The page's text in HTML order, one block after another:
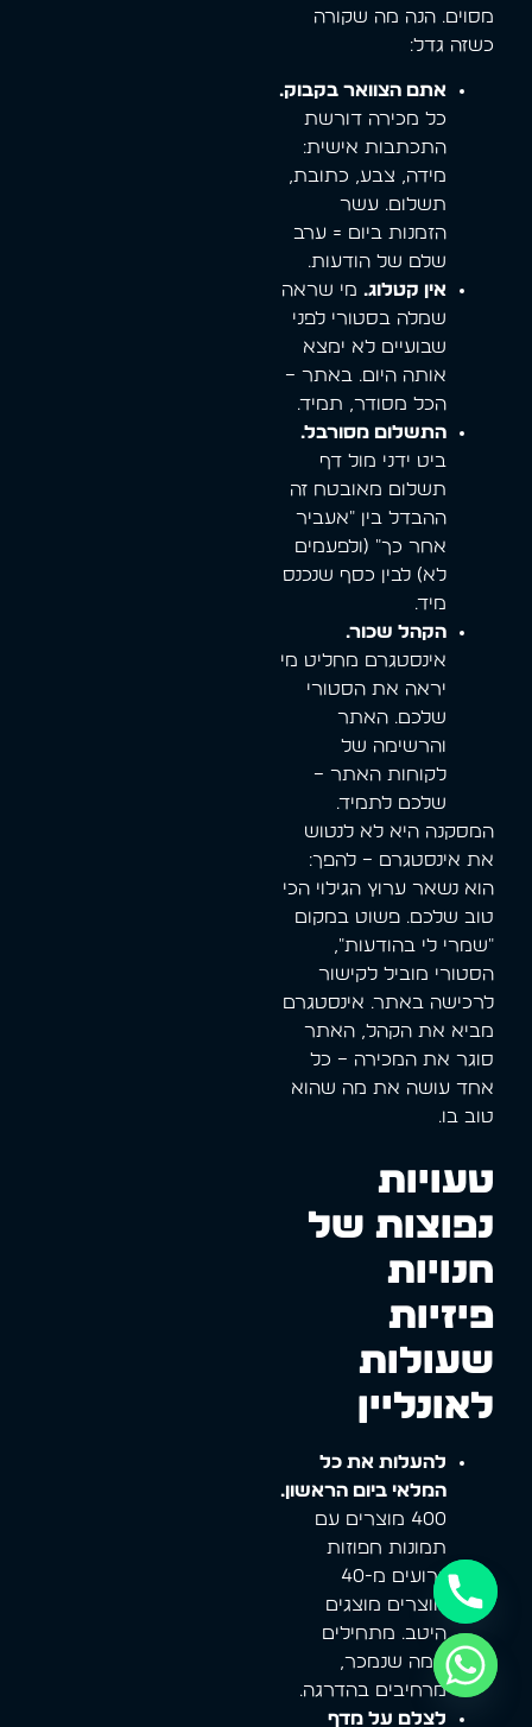
מסוים. הנה מה שקורה
כשזה גדל:
אתם הצוואר בקבוק.
כל מכירה דורשת
התכתבות אישית:
מידה, צבע, כתובת,
תשלום. עשר
הזמנות ביום = ערב
שלם של הודעות.
אין קטלוג. מי שראה
שמלה בסטורי לפני
שבועיים לא ימצא
אותה היום. באתר –
הכל מסודר, תמיד.
התשלום מסורבל.
ביט ידני מול דף
תשלום מאובטח זה
ההבדל בין "אעביר
אחר כך" (ולפעמים
לא) לבין כסף שנכנס
מיד.
הקהל שכור.
אינסטגרם מחליט מי
יראה את הסטורי
שלכם. האתר
והרשימה של
לקוחות האתר –
שלכם לתמיד.
המסקנה היא לא לנטוש
את אינסטגרם – להפך:
הוא נשאר ערוץ הגילוי הכי
טוב שלכם. פשוט במקום
"שמרי לי בהודעות",
הסטורי מוביל לקישור
לרכישה באתר. אינסטגרם
מביא את הקהל, האתר
סוגר את המכירה – כל
אחד עושה את מה שהוא
טוב בו.
טעויות
נפוצות של
חנויות
פיזיות
שעולות
לאונליין
להעלות את כל
המלאי ביום הראשון.
400 מוצרים עם
תמונות חפוזות
גרועים מ-40
מוצרים מוצגים
היטב. מתחילים
ממה שנמכר,
מרחיבים בהדרגה.
לצלם על מדף